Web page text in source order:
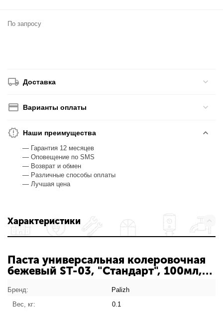
По запросу
Доставка
Варианты оплаты
Наши преимущества
— Гарантия 12 месяцев
— Оповещение по SMS
— Возврат и обмен
— Различные способы оплаты
— Лучшая цена
Характеристики
Паста универсальная колеровочная
бежевый ST-03, "Стандарт", 100мл,
характеристики товара
Бренд:
Palizh
Вес, кг:
0.1